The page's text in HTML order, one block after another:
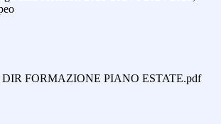
FORMAZIONE PIANO ESTATE.pdf